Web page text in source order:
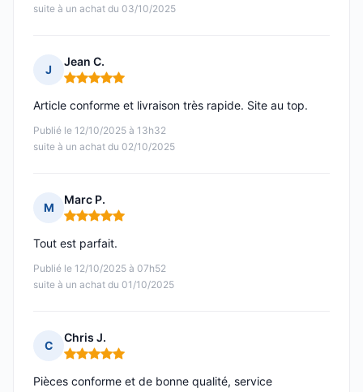
suite à un achat du 03/10/2025
J
Jean C.
Note : 5 sur 5
Publié le 12/10/2025 à 13h32
suite à un achat du 02/10/2025
Article conforme et livraison très rapide. Site au top.
M
Marc P.
Note : 5 sur 5
Publié le 12/10/2025 à 07h52
suite à un achat du 01/10/2025
Tout est parfait.
C
Chris J.
Note : 5 sur 5
Pièces conforme et de bonne qualité, service